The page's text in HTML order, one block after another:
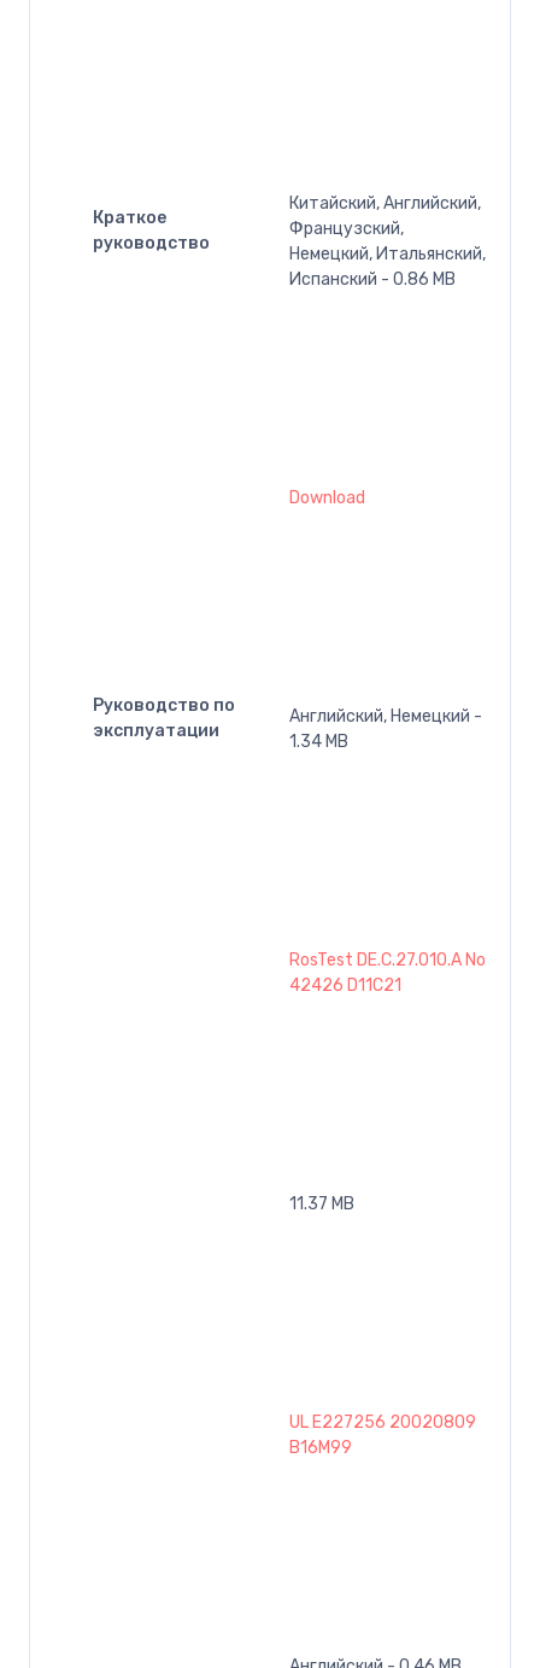
Краткое
руководство
Китайский, Английский,
Французский,
Немецкий, Итальянский,
Испанский - 0.86 MB
Руководство по
эксплуатации
Download
Английский, Немецкий -
1.34 MB
RosTest DE.C.27.010.A No
42426 D11C21
11.37 MB
UL E227256 20020809
B16M99